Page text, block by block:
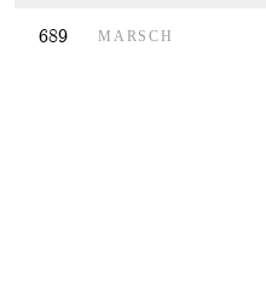
689 MARSCH